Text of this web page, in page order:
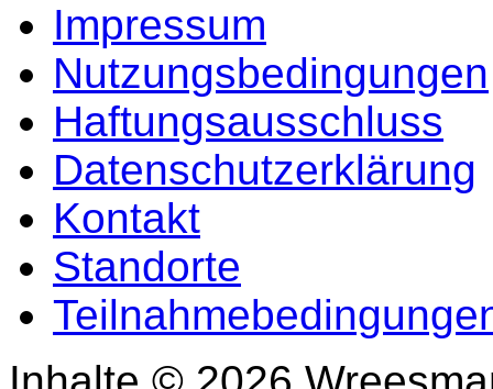
Impressum
Nutzungsbedingungen
Haftungsausschluss
Datenschutzerklärung
Kontakt
Standorte